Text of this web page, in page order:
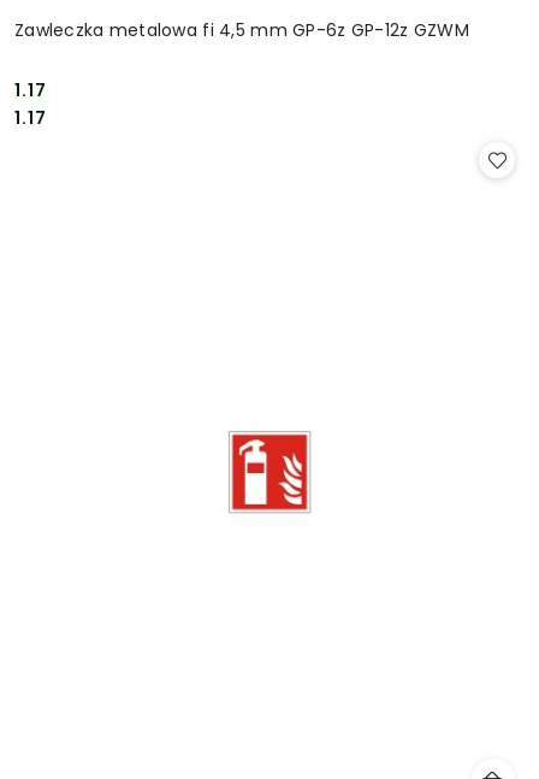
Zawleczka metalowa fi 4,5 mm GP-6z GP-12z GZWM
Cena:
1.17
Cena:
1.17